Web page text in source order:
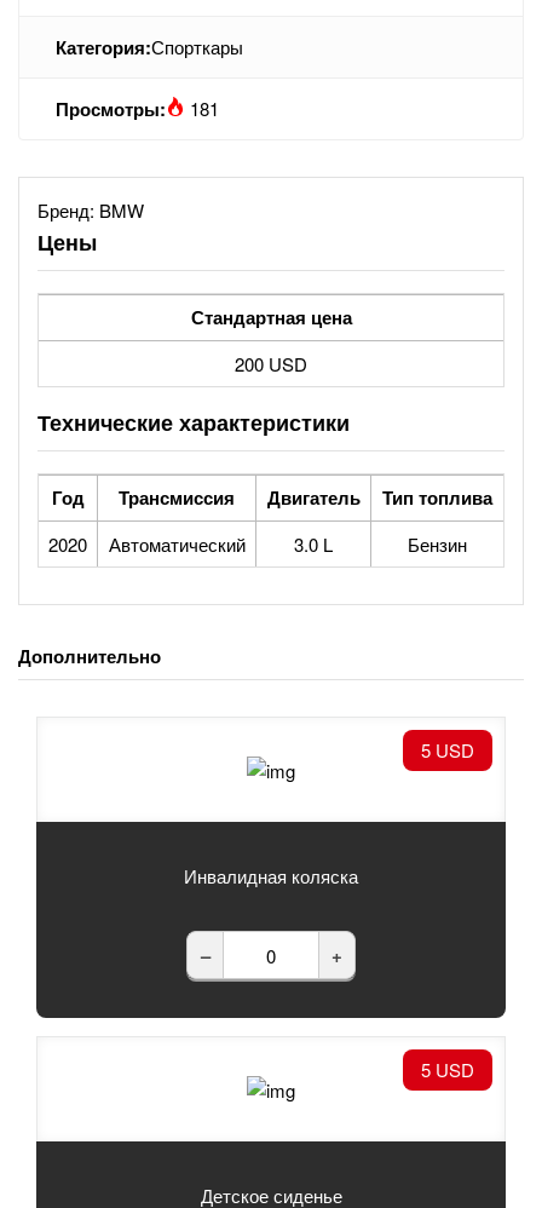
Категория:Спорткары
Просмотры: 181
Бренд: BMW
Цены
Стандартная цена
200 USD
Технические характеристики
Год Трансмиссия Двигатель Тип топлива
2020 Автоматический 3.0 L Бензин
Дополнительно
5 USD
Инвалидная коляска
– +
5 USD
Детское сиденье